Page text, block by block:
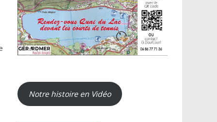
Notre histoire en Vidéo